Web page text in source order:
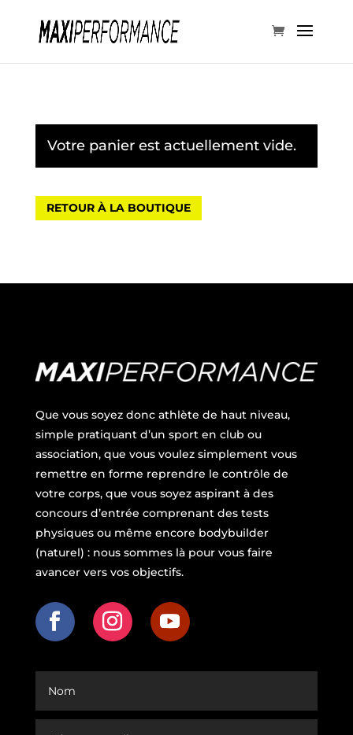
Votre panier est actuellement vide.
RETOUR À LA BOUTIQUE
Que vous soyez donc athlète de haut niveau,
simple pratiquant d’un sport en club ou
association, que vous voulez simplement vous
remettre en forme reprendre le contrôle de
votre corps, que vous soyez aspirant à des
concours d’entrée comprenant des tests
physiques ou même encore bodybuilder
(naturel) : nous sommes là pour vous faire
avancer vers vos objectifs.